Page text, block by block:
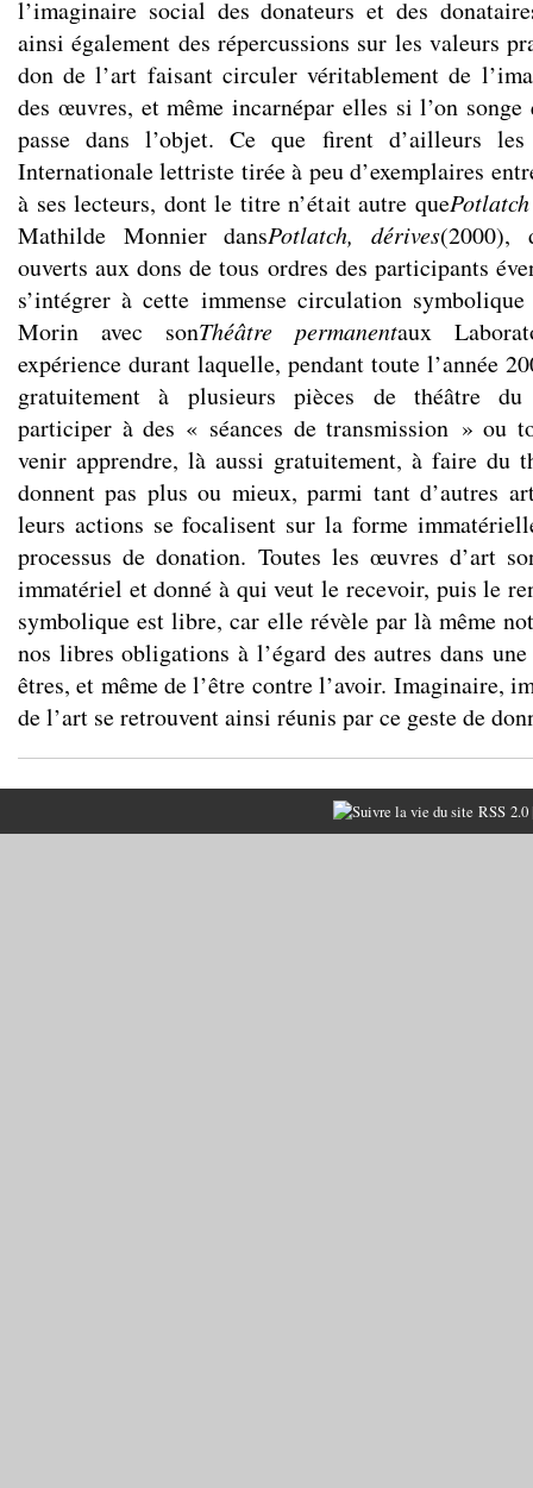
l’imaginaire social des donateurs et des
ainsi également des répercussions sur les valeurs
don de l’art faisant circuler véritablement de
des œuvres, et même incarnépar elles si l’on songe
passe dans l’objet. Ce que firent d’ailleurs les
Internationale lettriste tirée à peu d’exemplaires
à ses lecteurs, dont le titre n’était autre quePotlatch
Mathilde Monnier dansPotlatch, dérives(2000),
ouverts aux dons de tous ordres des participants
s’intégrer à cette immense circulation
Morin avec sonThéâtre permanentaux
expérience durant laquelle, pendant toute l’année
gratuitement à plusieurs pièces de théâtre du
participer à des « séances de transmission » ou
venir apprendre, là aussi gratuitement, à faire du
donnent pas plus ou mieux, parmi tant d’autres
leurs actions se focalisent sur la forme
processus de donation. Toutes les œuvres d’art
immatériel et donné à qui veut le recevoir, puis le
symbolique est libre, car elle révèle par là même
nos libres obligations à l’égard des autres dans
êtres, et même de l’être contre l’avoir. Imaginaire,
de l’art se retrouvent ainsi réunis par ce geste de
RSS 2.0